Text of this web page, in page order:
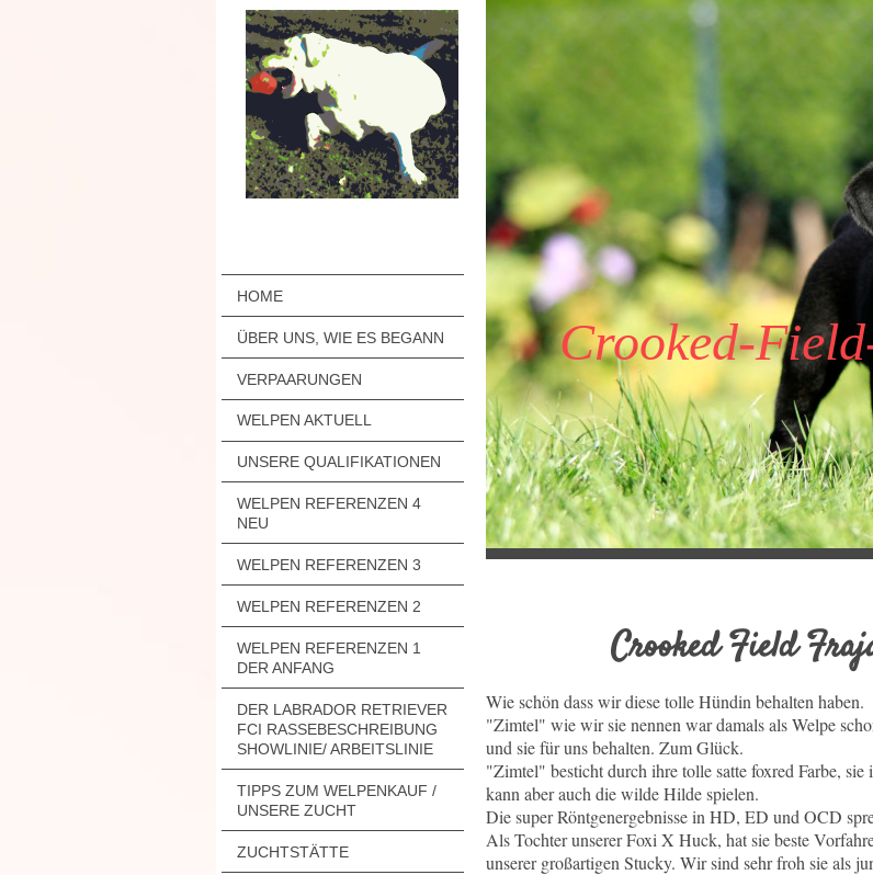
HOME
ÜBER UNS, WIE ES BEGANN
VERPAARUNGEN
WELPEN AKTUELL
UNSERE QUALIFIKATIONEN
WELPEN REFERENZEN 4
NEU
WELPEN REFERENZEN 3
WELPEN REFERENZEN 2
WELPEN REFERENZEN 1
DER ANFANG
DER LABRADOR RETRIEVER
FCI RASSEBESCHREIBUNG
SHOWLINIE/ ARBEITSLINIE
TIPPS ZUM WELPENKAUF /
UNSERE ZUCHT
ZUCHTSTÄTTE
Crooked-
Crooked Field
Wie schön dass wir diese tolle Hündin behalten haben.
"Zimtel" wie wir sie nennen war damals als Welpe
und sie für uns behalten. Zum Glück.
"Zimtel" besticht durch ihre tolle satte foxred Farbe,
kann aber auch die wilde Hilde spielen.
Die super Röntgenergebnisse in HD, ED und OCD
Als Tochter unserer Foxi X Huck, hat sie beste
unserer großartigen Stucky. Wir sind sehr froh sie als